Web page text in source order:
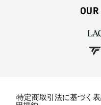
特定商取引法に基づく